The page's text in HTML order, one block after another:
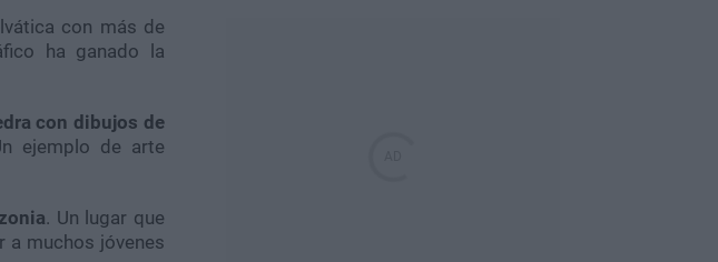
con más de
ha ganado la
con dibujos de
ejemplo de arte
. Un lugar que
a muchos jóvenes